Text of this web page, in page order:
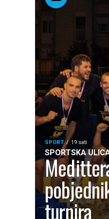
SPORT 19 sati
SPORTSKA
turnira